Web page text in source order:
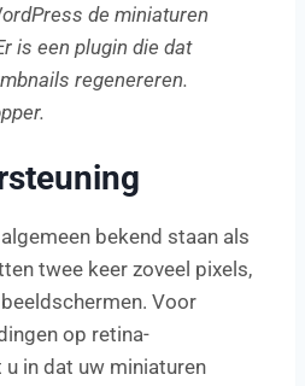
de miniaturen
is een plugin die dat
regenereren.
bekend staan als
twee keer zoveel pixels,
Voor
op retina-
in dat uw miniaturen